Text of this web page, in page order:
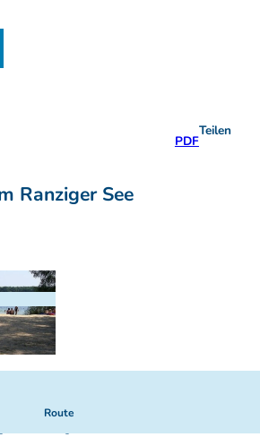
PDF
Teilen
Ranziger See
Route
über besonders klares Wasser.